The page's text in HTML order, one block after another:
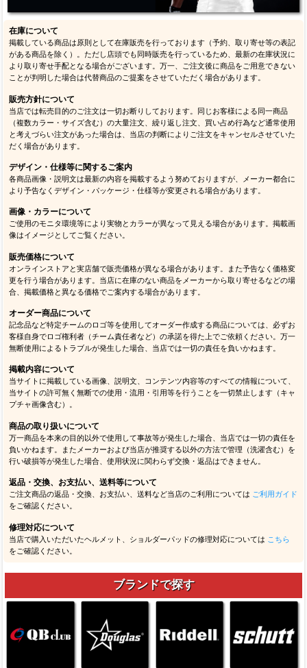
在庫について
掲載している商品は原則として在庫販売を行っております（予約、取り寄せ等の表記
がある商品を除く）。ただし店頭でも同時販売を行っているため、最新の在庫状況に
より取り寄せ手配となる場合がございます。万一、ご注文後に商品をご用意できない
ことが判明した場合は代替商品のご提案をさせていただく場合があります。
販売方針について
当店では転売目的のご注文は一切お断りしております。同じお客様による同一商品
（複数カラー・サイズ含む）の大量注文、繰り返し注文、買い占め行為など通常使用
と考えづらい注文があった場合は、当店の判断によりご注文をキャンセルさせていた
だく場合があります。
デザイン・仕様等に関するご案内
各商品画像・説明文は最新の内容を掲載するよう努めておりますが、メーカー都合に
より予告なくデザイン・パッケージ・仕様等が変更される場合があります。
画像・カラーについて
ご使用のモニタ環境等により実物とカラーが異なって見える場合があります。掲載画
像はイメージとしてご覧ください。
販売価格について
オンラインストアと実店舗で販売価格が異なる場合があります。また予告なく価格変
更を行う場合があります。当店に在庫のない商品をメーカーから取り寄せるなどの場
合、掲載価格と異なる価格でご案内する場合があります。
オーダー商品について
記念品など特定チームのロゴ等を使用してオーダー作成する商品については、必ずお
客様自身でロゴ権利者（チーム責任者など）の承諾を得た上でご依頼ください。万一
無断使用によるトラブルが発生した場合、当店では一切の責任を負いかねます。
掲載内容について
当サイトに掲載している画像、説明文、コンテンツ内容等のすべての情報について、
当サイトの許可無く無断での使用・流用・引用等を行うことを一切禁止します（キャ
プチャ画像含む）。
商品の取り扱いについて
万一商品を本来の目的以外で使用して事故等が発生した場合、当店では一切の責任を
負いかねます。またメーカーおよび当店が推奨する以外の方法で管理（洗濯含む）を
行い破損等が発生した場合、使用状況に関わらず交換・返品はできません。
返品・交換、お支払い、送料等について
ご注文商品の返品・交換、お支払い、送料など当店のご利用については ご利用ガイド
をご確認ください。
修理対応について
当店で購入いただいたヘルメット、ショルダーパッドの修理対応については こちら
をご確認ください。
ブランドで探す